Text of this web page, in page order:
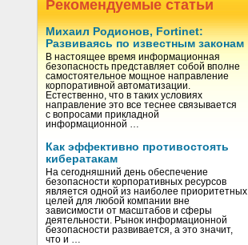
Рекомендуемые статьи
Михаил Родионов, Fortinet:
Развиваясь по известным законам
В настоящее время информационная
безопасность представляет собой вполне
самостоятельное мощное направление
корпоративной автоматизации.
Естественно, что в таких условиях
направление это все теснее связывается
с вопросами прикладной
информационной …
Как эффективно противостоять
кибератакам
На сегодняшний день обеспечение
безопасности корпоративных ресурсов
является одной из наиболее приоритетных
целей для любой компании вне
зависимости от масштабов и сферы
деятельности. Рынок информационной
безопасности развивается, а это значит,
что и …